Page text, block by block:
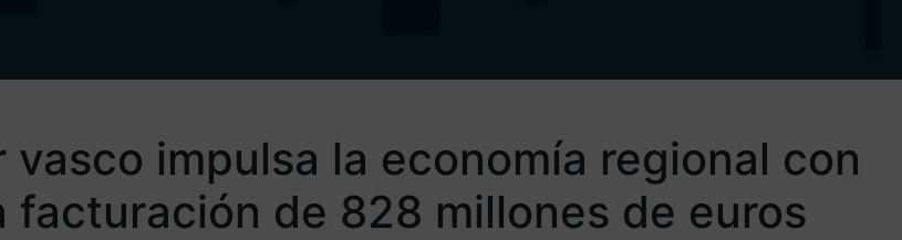
impulsa la economía regional con
facturación de 828 millones de euros